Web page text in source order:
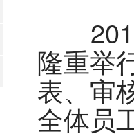
2018
隆重举
表、审
全体员